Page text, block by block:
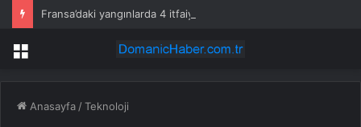
Fransa’daki yangınlarda 4 itfaiye eri hayatını kaybetti
Menü
Anasayfa /Teknoloji